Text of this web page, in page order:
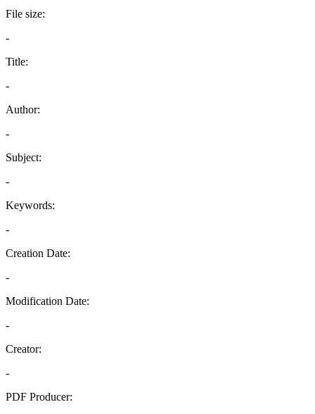
File size:
-
Title:
-
Author:
-
Subject:
-
Keywords:
-
Creation Date:
-
Modification Date:
-
Creator:
-
PDF Producer: